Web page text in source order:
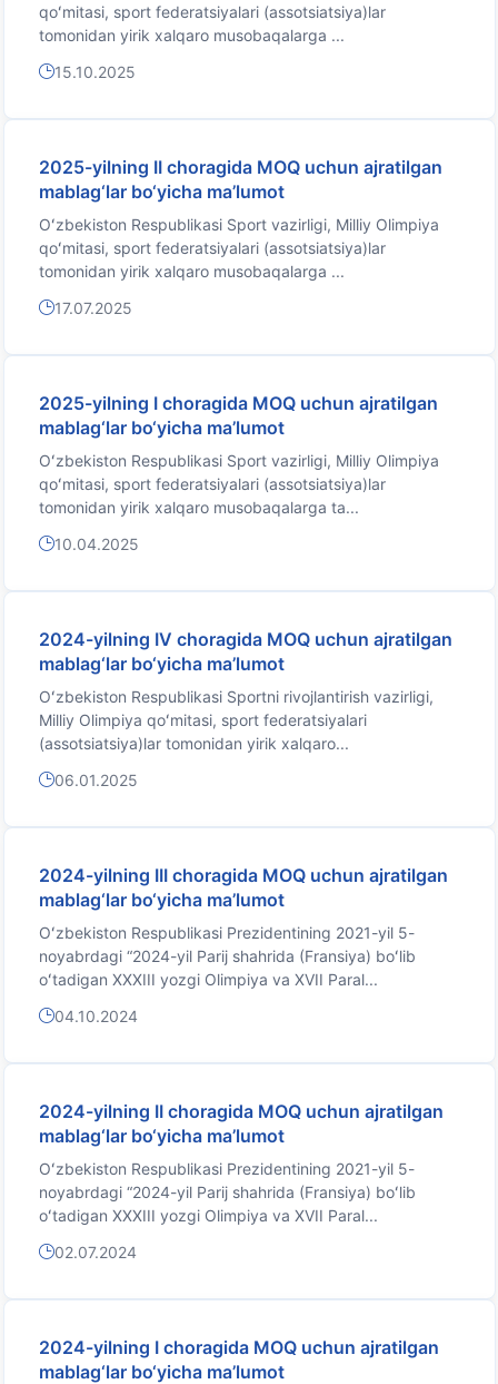
qoʻmitasi, sport federatsiyalari (assotsiatsiya)lar
tomonidan yirik xalqaro musobaqalarga ...
15.10.2025
2025-yilning II choragida MOQ uchun ajratilgan
mablag‘lar bo‘yicha ma’lumot
Oʻzbekiston Respublikasi Sport vazirligi, Milliy Olimpiya
qoʻmitasi, sport federatsiyalari (assotsiatsiya)lar
tomonidan yirik xalqaro musobaqalarga ...
17.07.2025
2025-yilning I choragida MOQ uchun ajratilgan
mablag‘lar bo‘yicha ma’lumot
Oʻzbekiston Respublikasi Sport vazirligi, Milliy Olimpiya
qoʻmitasi, sport federatsiyalari (assotsiatsiya)lar
tomonidan yirik xalqaro musobaqalarga ta...
10.04.2025
2024-yilning IV choragida MOQ uchun ajratilgan
mablag‘lar bo‘yicha ma’lumot
Oʻzbekiston Respublikasi Sportni rivojlantirish vazirligi,
Milliy Olimpiya qoʻmitasi, sport federatsiyalari
(assotsiatsiya)lar tomonidan yirik xalqaro...
06.01.2025
2024-yilning III choragida MOQ uchun ajratilgan
mablag‘lar bo‘yicha ma’lumot
Oʻzbekiston Respublikasi Prezidentining 2021-yil 5-
noyabrdagi “2024-yil Parij shahrida (Fransiya) boʻlib
oʻtadigan XXXIII yozgi Olimpiya va XVII Paral...
04.10.2024
2024-yilning II choragida MOQ uchun ajratilgan
mablag‘lar bo‘yicha ma’lumot
Oʻzbekiston Respublikasi Prezidentining 2021-yil 5-
noyabrdagi “2024-yil Parij shahrida (Fransiya) boʻlib
oʻtadigan XXXIII yozgi Olimpiya va XVII Paral...
02.07.2024
2024-yilning I choragida MOQ uchun ajratilgan
mablag‘lar bo‘yicha ma’lumot